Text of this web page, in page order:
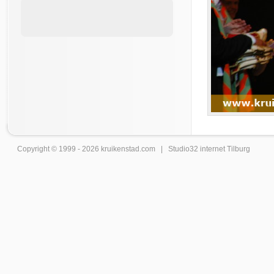
Copyright © 1999 - 2026 kruikenstad .com | Studio32 internet Tilburg